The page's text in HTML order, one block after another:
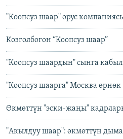
"Коопсуз шаар" орус
Козголбогон “Коопсуз шаар”
"Коопсуз шаардын" сынга
"Коопсуз шаарга" Москва өрнөк
Өкмөттүн "эски-жаңы"
"Акылдуу шаар": өкмөттүн